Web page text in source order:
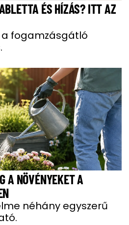
ÉS HÍZÁS? ITT AZ
a fogamzásgátló
A NÖVÉNYEKET A
néhány egyszerű